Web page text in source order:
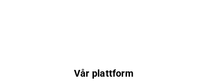
Vår plattform